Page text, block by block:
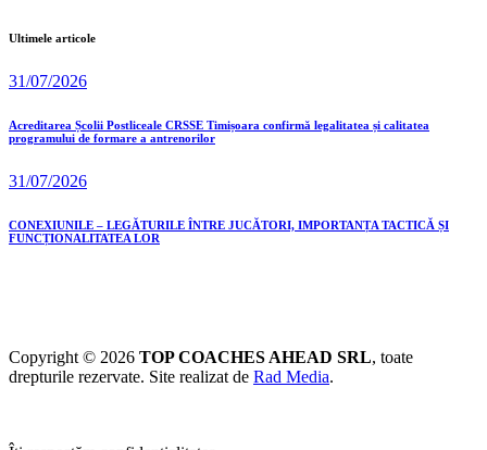
Ultimele articole
31/07/2026
Acreditarea Școlii Postliceale CRSSE Timișoara confirmă legalitatea și calitatea
programului de formare a antrenorilor
31/07/2026
CONEXIUNILE – LEGĂTURILE ÎNTRE JUCĂTORI, IMPORTANȚA TACTICĂ ȘI
FUNCȚIONALITATEA LOR
Copyright © 2026 TOP COACHES AHEAD SRL, toate
drepturile rezervate. Site realizat de Rad Media.